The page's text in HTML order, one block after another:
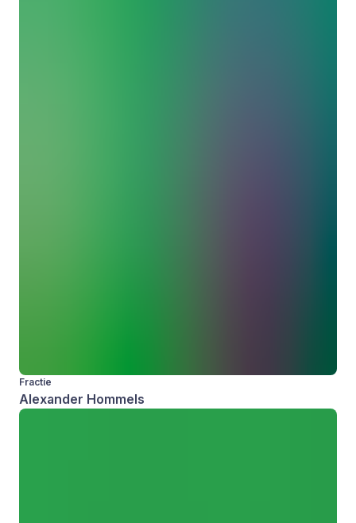
Fractie
Alexander Hommels